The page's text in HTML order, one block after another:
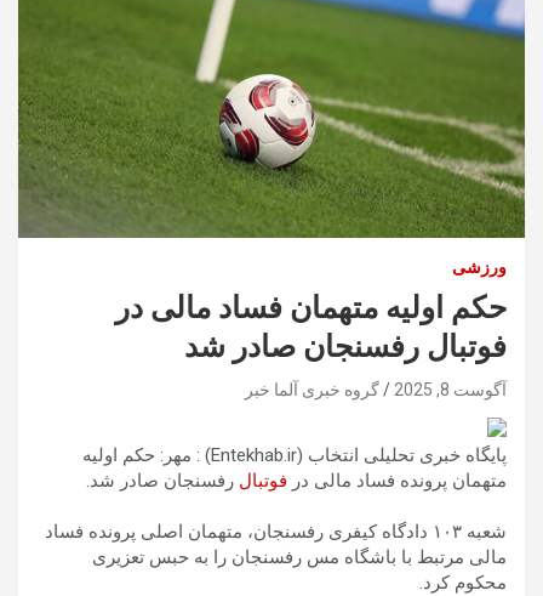
ورزشی
حکم اولیه متهمان فساد مالی در
فوتبال رفسنجان صادر شد
آگوست 8, 2025 گروه خبری آلما خبر
پایگاه خبری تحلیلی انتخاب (Entekhab.ir) : مهر: حکم اولیه
متهمان پرونده فساد مالی در فوتبال رفسنجان صادر شد.
شعبه ۱۰۳ دادگاه کیفری رفسنجان، متهمان اصلی پرونده فساد
مالی مرتبط با باشگاه مس رفسنجان را به حبس تعزیری
محکوم کرد.